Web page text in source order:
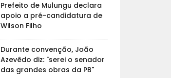
Prefeito de Mulungu declara
apoio a pré-candidatura de
Wilson Filho
Durante convenção, João
Azevêdo diz: "serei o senador
das grandes obras da PB"